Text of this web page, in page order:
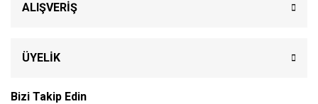
ALIŞVERİŞ
ÜYELİK
Bizi Takip Edin